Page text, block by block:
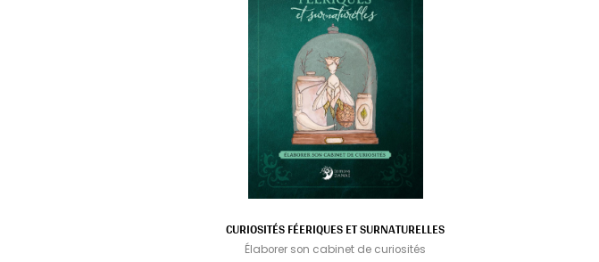
CURIOSITÉS FÉERIQUES ET SURNATURELLES
Élaborer son cabinet de curiosités